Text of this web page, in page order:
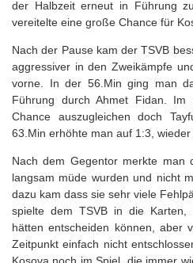
der Halbzeit erneut in Führung
vereitelte eine große Chance für
Nach der Pause kam der TSVB
aggressiver in den Zweikämpfe
vorne. In der 56.Min ging man
Führung durch Ahmet Fidan. Im
Chance auszugleichen doch
63.Min erhöhte man auf 1:3, wieder
Nach dem Gegentor merkte man
langsam müde wurden und nicht
dazu kam dass sie sehr viele
spielte dem TSVB in die
hätten entscheiden können, aber
Zeitpunkt einfach nicht